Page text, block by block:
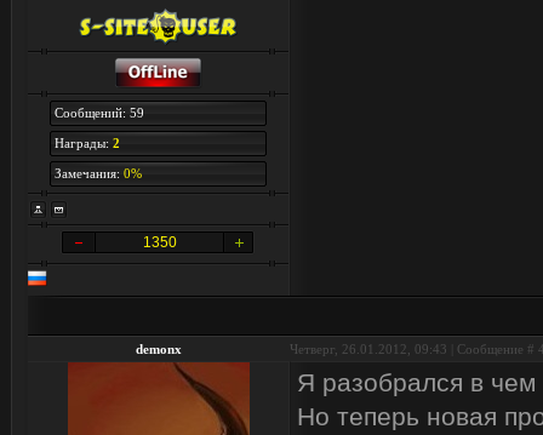
Сообщений: 59
Награды: 2
Замечания: 0%
1350
demonx Четверг, 26.01.2012, 09:43 | Сообщение #
Я разобрался в
Но теперь новая